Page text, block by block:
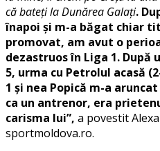
că bateți la Dunărea Galați.
înapoi și m-a băgat chiar
promovat, am avut o
dezastruos în Liga 1. După
5, urma cu Petrolul acasă
1 și nea Popică m-a
ca un antrenor, era
carisma lui”, a povestit
sportmoldova.ro.